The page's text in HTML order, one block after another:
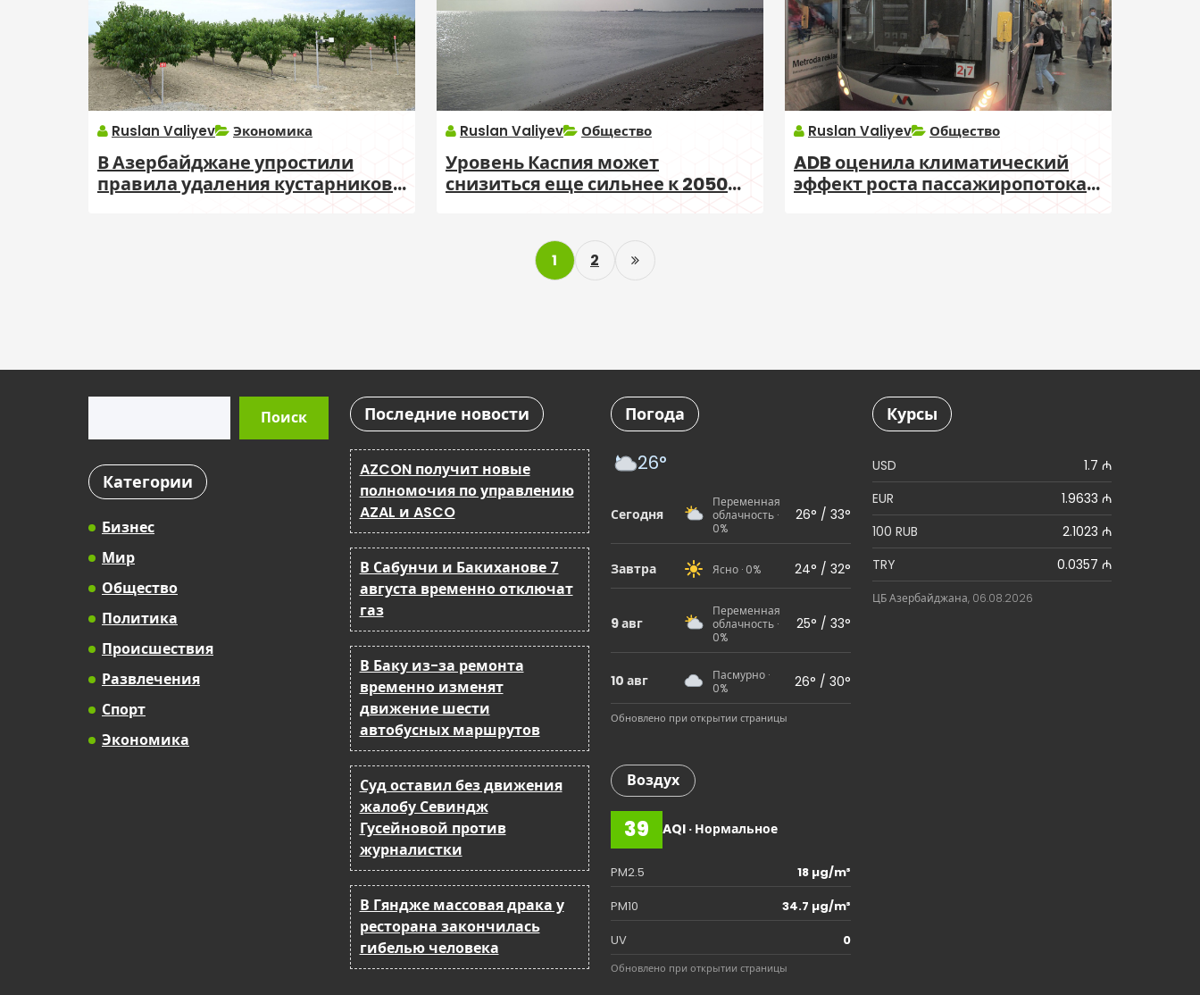
Ruslan Valiyev Экономика
В Азербайджане упростили
правила удаления кустарников
Ruslan Valiyev Общество
Уровень Каспия может
снизиться еще сильнее к 2050
Ruslan Valiyev Общество
ADB оценила климатический
эффект роста пассажиропотока
P
o
t
p
g
n
a
o
1 2
Поиск
Категории
Бизнес
Мир
Общество
Политика
Происшествия
Развлечения
Спорт
Экономика
Последние новости
AZCON получит новые
полномочия по управлению
AZAL и ASCO
В Сабунчи и Бакиханове 7
августа временно отключат
газ
В Баку из-за ремонта
временно изменят
движение шести
автобусных маршрутов
Суд оставил без движения
жалобу Севиндж
Гусейновой против
журналистки
В Гяндже массовая драка у
ресторана закончилась
гибелью человека
Погода
26°
Сегодня
Переменная
облачность ·
0%
26° / 33°
Завтра Ясно · 0% 24° / 32°
9 авг
Переменная
облачность ·
0%
25° / 33°
10 авг
Пасмурно ·
0%
26° / 30°
Обновлено при открытии страницы
Воздух
39 AQI · Нормальное
PM2.5
18 µg/m³
PM10
34.7 µg/m³
UV
0
Обновлено при открытии страницы
Курсы
USD
1.7 ₼
EUR
1.9633 ₼
100 RUB
2.1023 ₼
TRY
0.0357 ₼
ЦБ Азербайджана, 06.08.2026